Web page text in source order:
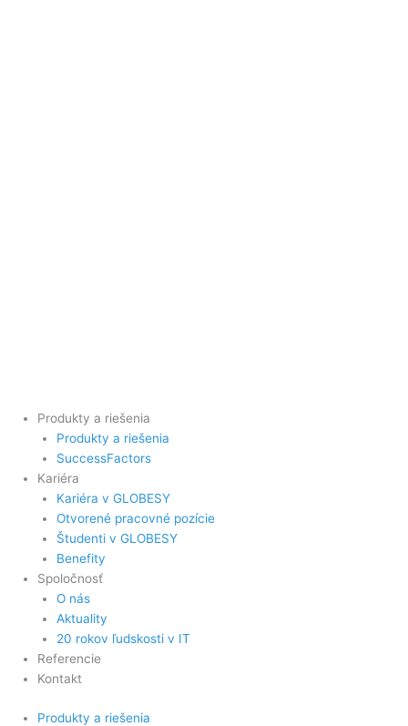
Produkty a riešenia
Produkty a riešenia
SuccessFactors
Kariéra
Kariéra v GLOBESY
Otvorené pracovné pozície
Študenti v GLOBESY
Benefity
Spoločnosť
O nás
Aktuality
20 rokov ľudskosti v IT
Referencie
Kontakt
Produkty a riešenia